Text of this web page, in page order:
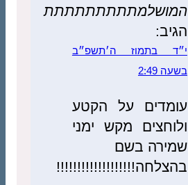
המושלמתתתתתתתתת
הגיב:
י״ד בתמוז ה׳תשפ״ב
בשעה 2:49
עומדים על הקטע
ולוחצים מקש ימני
שמירה בשם
בהצלחה!!!!!!!!!!!!!!!!!!!